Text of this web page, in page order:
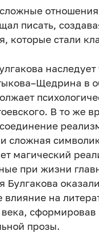
отношения
писать,
которые стали
в
В то же
сложная
магический
при жизни
Булгакова оказали
влияние на
сформировав
прозы.